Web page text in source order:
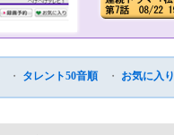
・ タレント50音順 ・ お気に入り